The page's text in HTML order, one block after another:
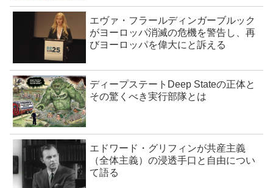
エヴァ・フラールディンガーブルック
がヨーロッパ消滅の危機を警告し、再
びヨーロッパを偉大にと訴える
ディープステートDeep Stateの正体と
その驚くべき実行部隊とは
エドワード・グリフィンが共産主義
（全体主義）の浸透手口と自由につい
て語る